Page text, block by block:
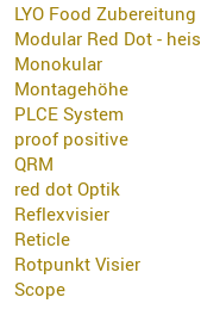
LYO Food Zubereitung
Modular Red Dot -
Monokular
Montagehöhe
PLCE System
proof positive
QRM
red dot Optik
Reflexvisier
Reticle
Rotpunkt Visier
Scope